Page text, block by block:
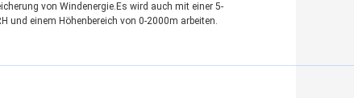
von Windenergie.Es wird auch mit einer 5-
und einem Höhenbereich von 0-2000m arbeiten.